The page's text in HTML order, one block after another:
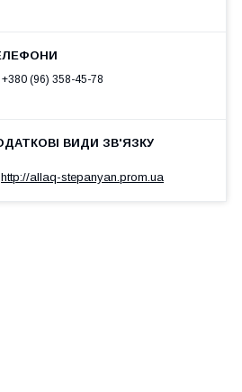
+380 (96) 358-45-78
http://allaq-stepanyan.prom.ua